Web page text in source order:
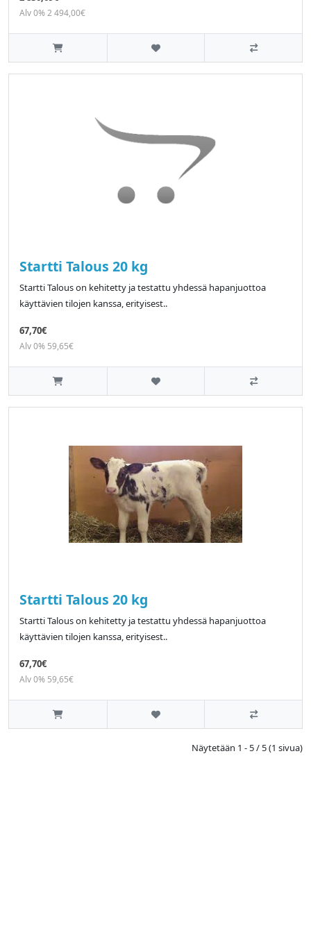
Alv 0% 2 494,00€
Startti Talous 20 kg
Startti Talous on kehitetty ja testattu yhdessä hapanjuottoa
käyttävien tilojen kanssa, erityisest..
67,70€
Alv 0% 59,65€
Startti Talous 20 kg
Startti Talous on kehitetty ja testattu yhdessä hapanjuottoa
käyttävien tilojen kanssa, erityisest..
67,70€
Alv 0% 59,65€
Näytetään 1 - 5 / 5 (1 sivua)